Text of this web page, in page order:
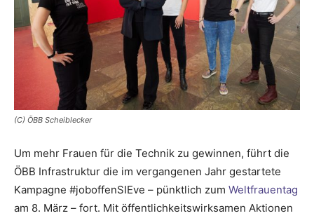
(C) ÖBB Scheiblecker
Um mehr Frauen für die Technik zu gewinnen, führt die
ÖBB Infrastruktur die im vergangenen Jahr gestartete
Kampagne #joboffenSIEve – pünktlich zum Weltfrauentag
am 8. März – fort. Mit öffentlichkeitswirksamen Aktionen